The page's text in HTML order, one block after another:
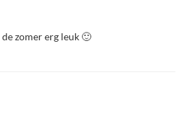
zomer erg leuk 🙂